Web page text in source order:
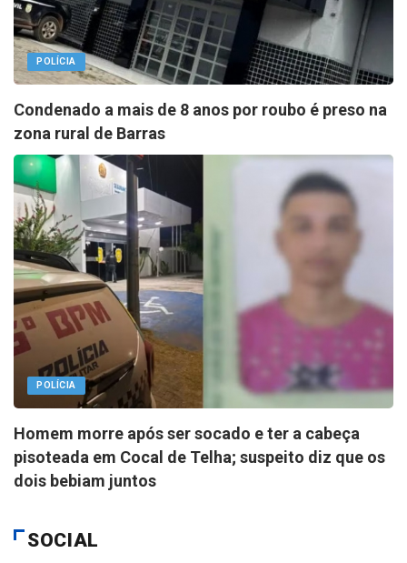
POLÍCIA
Condenado a mais de 8 anos por roubo é preso na
zona rural de Barras
POLÍCIA
Homem morre após ser socado e ter a cabeça
pisoteada em Cocal de Telha; suspeito diz que os
dois bebiam juntos
SOCIAL